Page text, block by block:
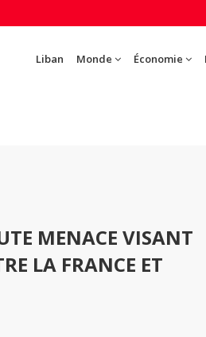
Liban Monde Économie
MENACE VISANT
LA FRANCE ET